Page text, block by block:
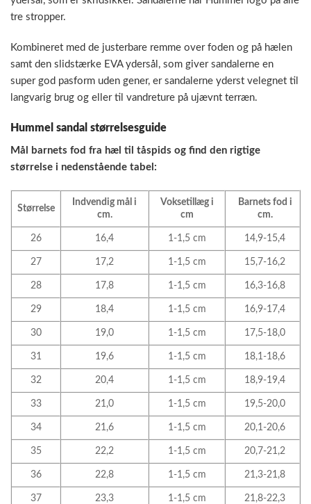
tre stropper.
Kombineret med de justerbare remme over foden og på hælen
samt den slidstærke EVA ydersål, som giver sandalerne en
super god pasform uden gener, er sandalerne yderst velegnet til
langvarig brug og eller til vandreture på ujævnt terræn.
Hummel sandal størrelsesguide
Mål barnets fod fra hæl til tåspids og find den rigtige
størrelse i nedenstående tabel:
Størrelse
Indvendig mål i
cm.
Voksetillæg i
cm
Barnets fod i
cm.
26 16,4 1-1,5 cm 14,9-15,4
27 17,2 1-1,5 cm 15,7-16,2
28 17,8 1-1,5 cm 16,3-16,8
29 18,4 1-1,5 cm 16,9-17,4
30 19,0 1-1,5 cm 17,5-18,0
31 19,6 1-1,5 cm 18,1-18,6
32 20,4 1-1,5 cm 18,9-19,4
33 21,0 1-1,5 cm 19,5-20,0
34 21,6 1-1,5 cm 20,1-20,6
35 22,2 1-1,5 cm 20,7-21,2
36 22,8 1-1,5 cm 21,3-21,8
37 23,3 1-1,5 cm 21,8-22,3